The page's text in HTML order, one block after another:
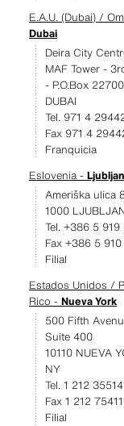
E.A.U. (Dubai) /
Dubai
Deira City
MAF Tower -
- P.O.Box 22700
DUBAI
Tel. 971 4
Fax 971 4
Franquicia
Eslovenia -
Ameriška ulica
1000
Tel. +386 5
Fax +386 5
Filial
Estados Unidos /
Rico - Nueva York
500 Fifth
Suite 400
10110 NUEVA
NY
Tel. 1 212
Fax 1 212
Filial